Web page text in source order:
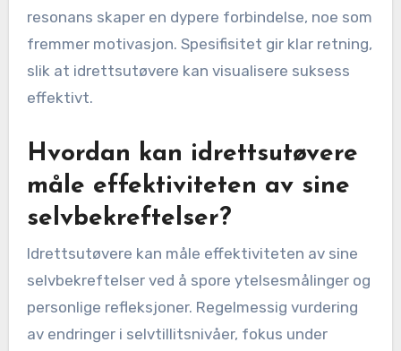
resonans skaper en dypere forbindelse, noe som
fremmer motivasjon. Spesifisitet gir klar retning,
slik at idrettsutøvere kan visualisere suksess
effektivt.
Hvordan kan idrettsutøvere
måle effektiviteten av sine
selvbekreftelser?
Idrettsutøvere kan måle effektiviteten av sine
selvbekreftelser ved å spore ytelsesmålinger og
personlige refleksjoner. Regelmessig vurdering
av endringer i selvtillitsnivåer, fokus under